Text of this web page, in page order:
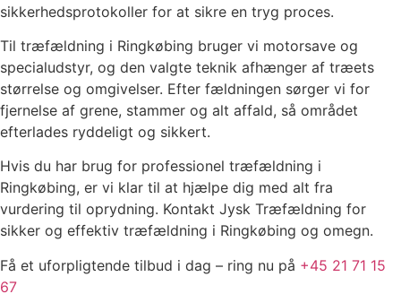
sikkerhedsprotokoller for at sikre en tryg proces.
Til træfældning i Ringkøbing bruger vi motorsave og
specialudstyr, og den valgte teknik afhænger af træets
størrelse og omgivelser. Efter fældningen sørger vi for
fjernelse af grene, stammer og alt affald, så området
efterlades ryddeligt og sikkert.
Hvis du har brug for professionel træfældning i
Ringkøbing, er vi klar til at hjælpe dig med alt fra
vurdering til oprydning. Kontakt Jysk Træfældning for
sikker og effektiv træfældning i Ringkøbing og omegn.
Få et uforpligtende tilbud i dag – ring nu på +45 21 71 15
67